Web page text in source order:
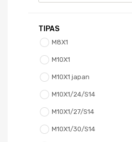
TIPAS
M8X1
M10X1
M10X1 japan
M10X1/24/S14
M10X1/27/S14
M10X1/30/S14